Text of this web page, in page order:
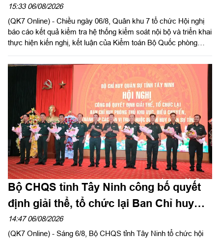
bộ
15:33 06/08/2026
(QK7 Online) - Chiều ngày 06/8, Quân khu 7 tổ chức Hội nghị
báo cáo kết quả kiểm tra hệ thống kiểm soát nội bộ và triển khai
thực hiện kiến nghị, kết luận của Kiểm toán Bộ Quốc phòng
viên Ban Chấp hành Trung ương Đảng, Ủy viên Quân ủy Trung
ương, Phó Bí thư Đảng ủy, Tư lệnh Quân khu chủ trì hội nghị.
Bộ CHQS tỉnh Tây Ninh công bố quyết
định giải thể, tổ chức lại Ban Chỉ huy
phòng thủ khu vực
14:47 06/08/2026
(QK7 Online) - Sáng 6/8, Bộ CHQS tỉnh Tây Ninh tổ chức hội